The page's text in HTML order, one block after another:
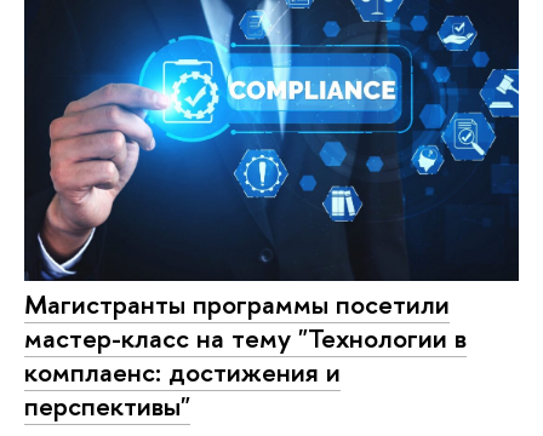
Магистранты программы посетили
мастер-класс на тему "Технологии в
комплаенс: достижения и
перспективы"